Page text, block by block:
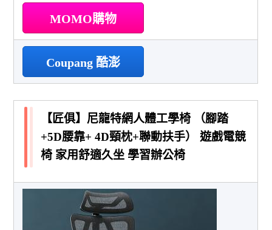
MOMO購物
Coupang 酷澎
【匠俱】尼龍特網人體工學椅 （腳踏
+5D腰靠+ 4D頸枕+聯動扶手） 遊戲電競
椅 家用舒適久坐 學習辦公椅